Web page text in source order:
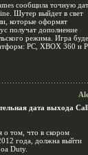
сообщила точную
Шутер выйдет в свет
которые оформят
получат дополнение
режима. Игра
PC, XBOX 360 и
дата выхода
о том, что в скором
года, должна выйти
Duty.